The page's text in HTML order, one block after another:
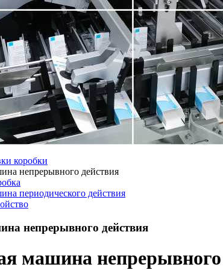
коробки
непрерывного действия
периодического действия
непрерывного действия
машина непрерывного